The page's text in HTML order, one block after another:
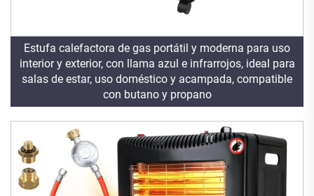
Estufa calefactora de gas portátil y moderna para uso
interior y exterior, con llama azul e infrarrojos, ideal para
salas de estar, uso doméstico y acampada, compatible
con butano y propano